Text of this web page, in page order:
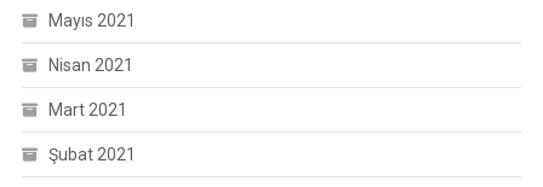
Mayıs 2021
Nisan 2021
Mart 2021
Şubat 2021